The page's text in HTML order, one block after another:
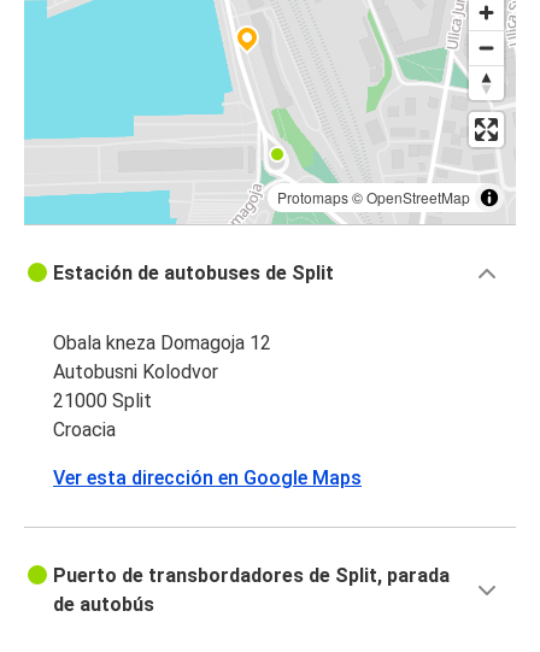
Protomaps©OpenStreetMap
Estación de autobuses de Split
Obala kneza Domagoja 12
Autobusni Kolodvor
21000 Split
Croacia
Ver esta dirección en Google Maps
Puerto de transbordadores de Split, parada
de autobús